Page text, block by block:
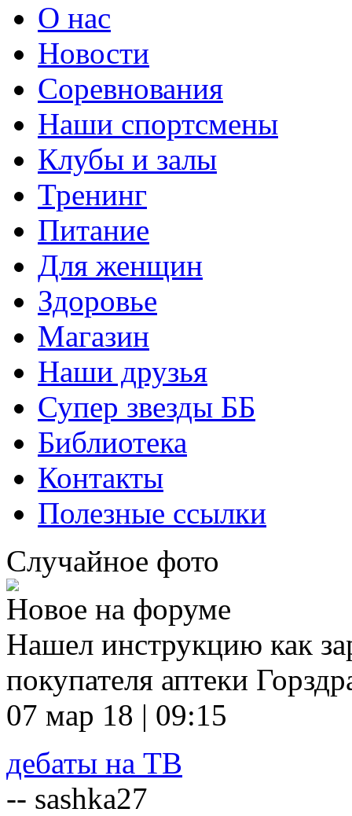
О нас
Новости
Соревнования
Наши спортсмены
Клубы и залы
Тренинг
Питание
Для женщин
Здоровье
Магазин
Наши друзья
Супер звезды ББ
Библиотека
Контакты
Полезные ссылки
Случайное фото
Новое на форуме
Нашел инструкцию как
покупателя аптеки
07 мар 18 | 09:15
дебаты на ТВ
-- sashka27